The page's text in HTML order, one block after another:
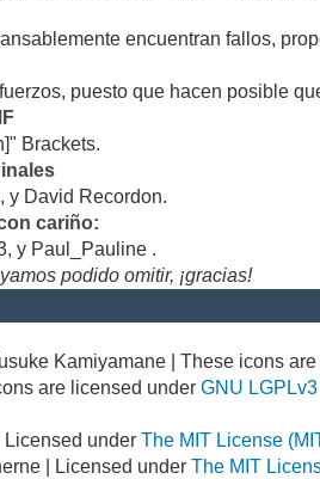
encuentran fallos,
puesto que hacen posible
Brackets.
y David Recordon.
cariño:
y Paul_Pauline .
podido omitir, ¡gracias!
Kamiyamane | These icons
are licensed underGNU LGPLv3
Licensed underThe MIT License
| Licensed underThe MIT